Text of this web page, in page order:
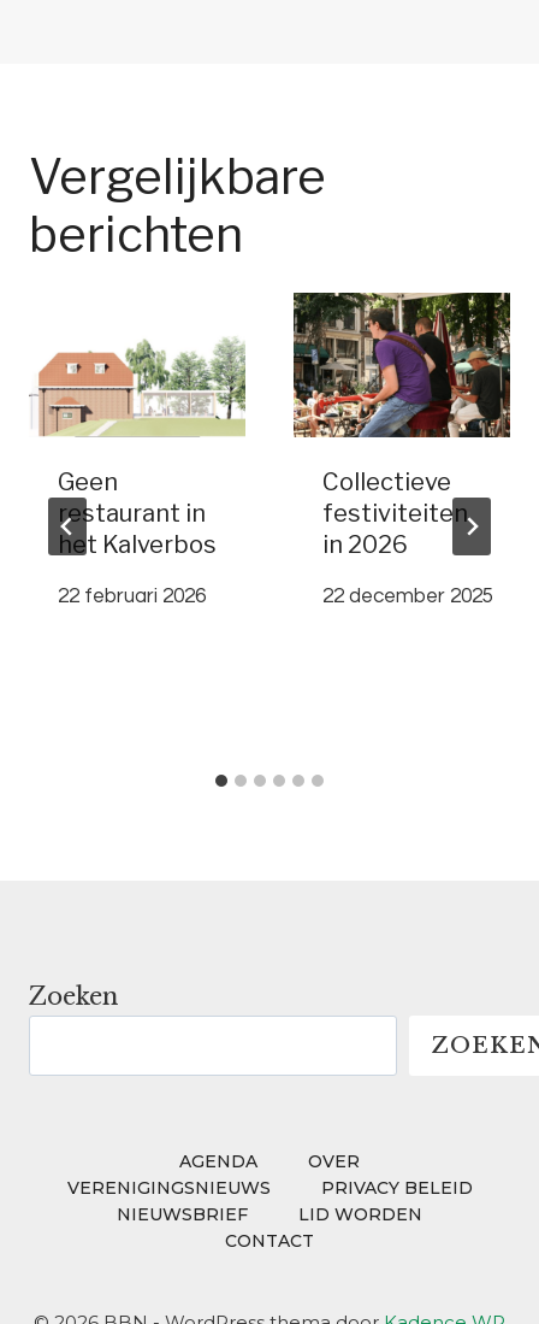
Vergelijkbare
berichten
Geen
restaurant in
het Kalverbos
22 februari 2026
Collectieve
festiviteiten
in 2026
22 december 2025
Zoeken
AGENDA
OVER
VERENIGINGSNIEUWS
PRIVACY BELEID
NIEUWSBRIEF
LID WORDEN
CONTACT